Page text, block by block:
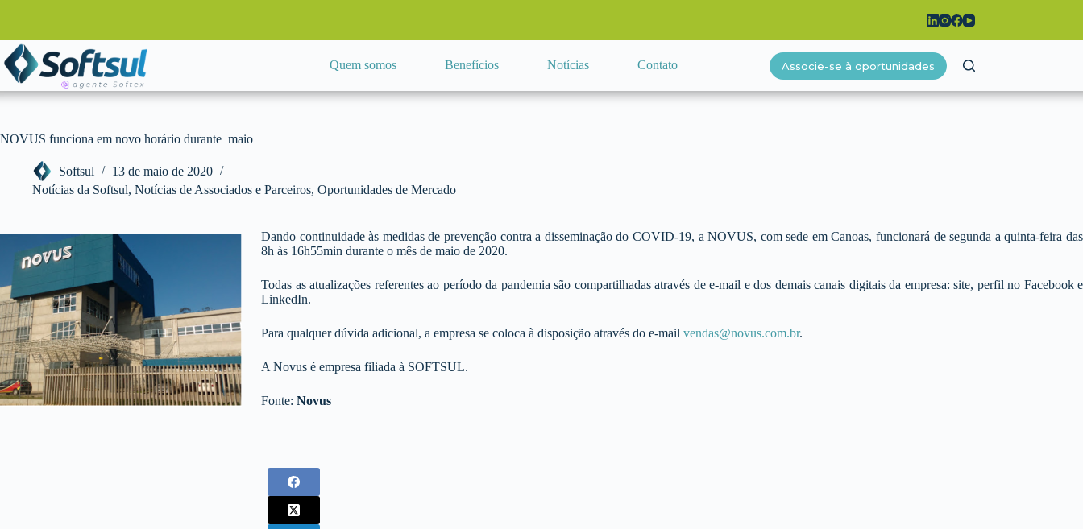
conteúdo
Quem somos
Benefícios Notícias Contato Associe-se à oportunidades
NOVUS funciona em novo horário durante maio
Softsul
13 de maio de 2020
Notícias da Softsul, Notícias de Associados e Parceiros, Oportunidades de Mercado
Dando continuidade às medidas de prevenção contra a disseminação do COVID-19, a NOVUS, com sede em Canoas, funcionará de segunda a quinta-feira das
8h às 16h55min durante o mês de maio de 2020.
Todas as atualizações referentes ao período da pandemia são compartilhadas através de e-mail e dos demais canais digitais da empresa: site, perfil no Facebook e
LinkedIn.
Para qualquer dúvida adicional, a empresa se coloca à disposição através do e-mail vendas@novus.com.br.
A Novus é empresa filiada à SOFTSUL.
Fonte: Novus